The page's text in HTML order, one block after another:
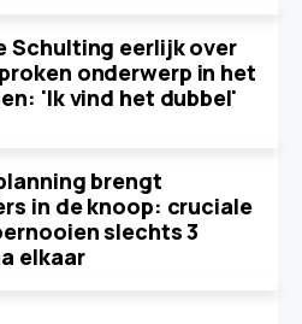
Schulting eerlijk over
onderwerp in het
'Ik vind het dubbel'
brengt
in de knoop: cruciale
slechts 3
elkaar